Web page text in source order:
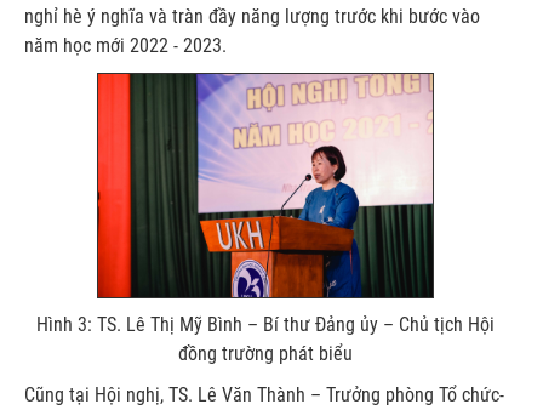
nghỉ hè ý nghĩa và tràn đầy năng lượng trước khi bước vào
năm học mới 2022 - 2023.
Hình 3: TS. Lê Thị Mỹ Bình – Bí thư Đảng ủy – Chủ tịch Hội
đồng trường phát biểu
Cũng tại Hội nghị, TS. Lê Văn Thành – Trưởng phòng Tổ chức-